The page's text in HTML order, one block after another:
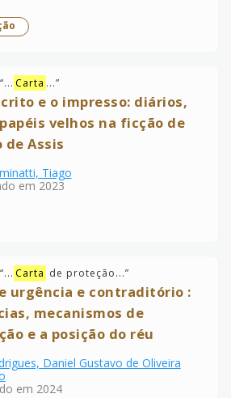
“... Carta ...”
e o impresso: diários,
velhos na ficção de
de Assis
Tiago
em 2023
“... Carta de proteção...”
urgência e contraditório :
mecanismos de
e a posição do réu
Daniel Gustavo de Oliveira
em 2024